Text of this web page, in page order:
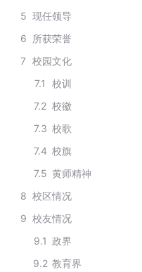
5 现任领导
6 所获荣誉
7 校园文化
7.1
校训
7.2 校徽
7.3 校歌
7.4 校旗
7.5 黄师精神
8 校区情况
9 校友情况
9.1 政界
9.2 教育界